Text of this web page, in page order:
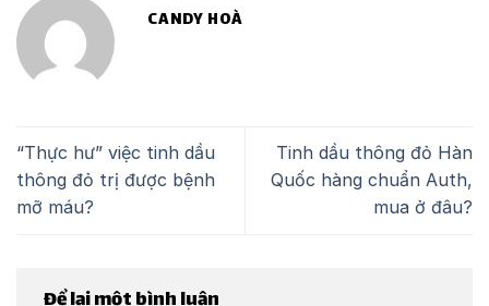
CANDY HOÀ
“Thực hư” việc tinh dầu
thông đỏ trị được bệnh
mỡ máu?
Tinh dầu thông đỏ Hàn
Quốc hàng chuẩn Auth,
mua ở đâu?